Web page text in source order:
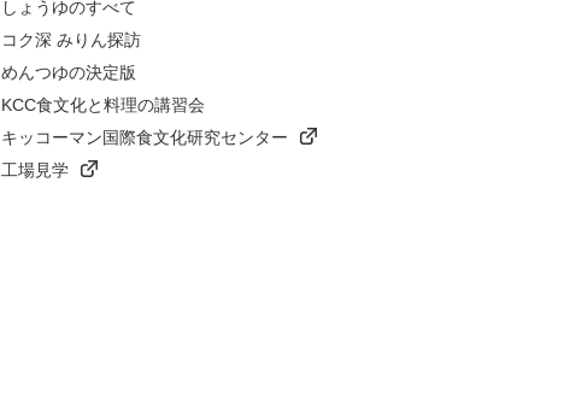
しょうゆのすべて
コク深 みりん探訪
めんつゆの決定版
KCC食文化と料理の講習会
キッコーマン国際食文化研究センター
工場見学